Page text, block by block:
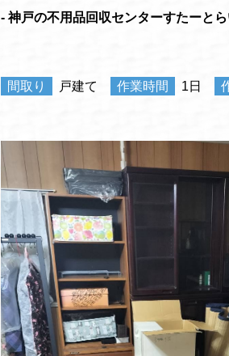
- 神戸の不用品回収センターすたーと
間取り 戸建て 作業時間 1日